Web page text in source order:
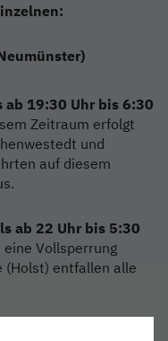
19:30 Uhr bis 6:30
Zeitraum erfolgt
und
auf diesem
ab 22 Uhr bis 5:30
eine Vollsperrung
(Holst) entfallen alle